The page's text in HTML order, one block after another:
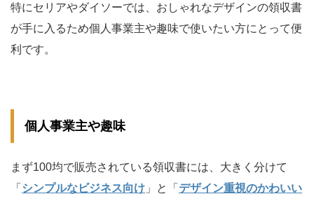
特にセリアやダイソーでは、おしゃれなデザインの領収書
が手に入るため個人事業主や趣味で使いたい方にとって便
利です。
個人事業主や趣味
まず100均で販売されている領収書には、大きく分けて
「 シンプルなビジネス向け 」と「 デザイン重視のかわいい